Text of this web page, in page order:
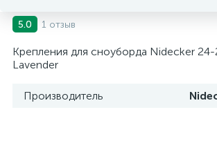
5.0 1 отзыв
Крепления для сноуборда Nidecker 24-
Lavender
Производитель